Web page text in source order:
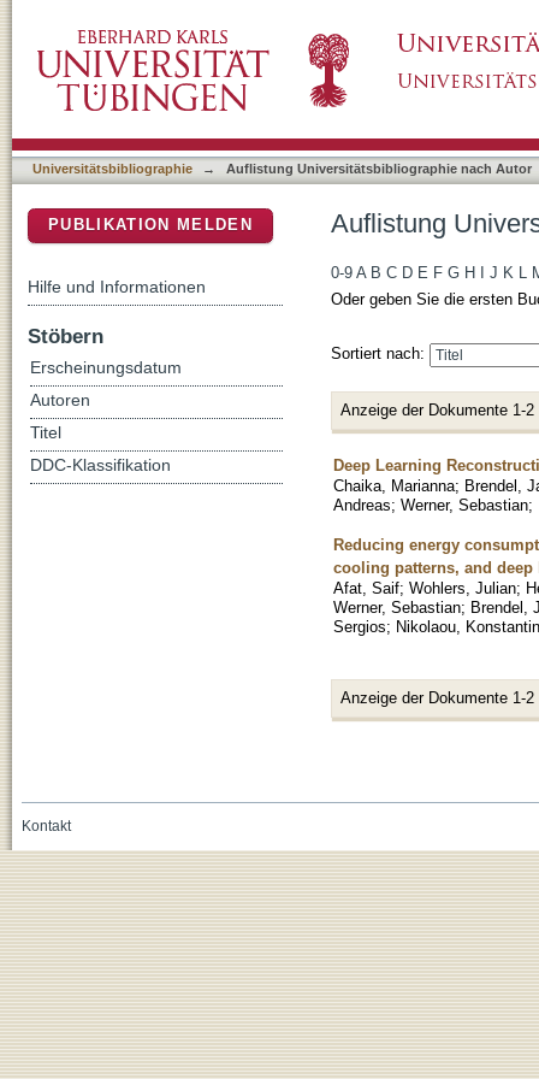
Universitätsbibliographie → Auflistung Universitätsbibliographie nach Autor
Auflistung
0-9 A B C D E F G H J K L
Oder geben Sie die ersten
Sortiert nach:
Anzeige der Dokumente 1-2
Deep Learning
Chaika, Marianna; Brendel,
Andreas; Werner, Sebastian;
Reducing energy
cooling patterns, and deep
Afat, Saif; Wohlers, Julian;
Werner, Sebastian; Brendel,
Sergios; Nikolaou, Konstantin
Anzeige der Dokumente 1-2
PUBLIKATION MELDEN
Hilfe und Informationen
Stöbern
Erscheinungsdatum
Autoren
Titel
DDC-Klassifikation
Kontakt